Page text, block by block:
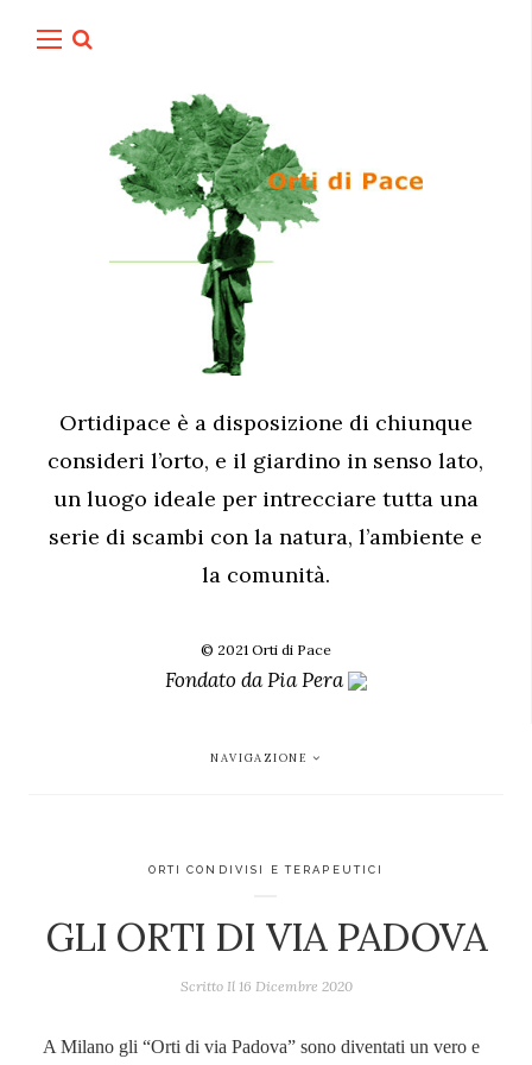
Ortidipace è a disposizione di chiunque
consideri l’orto, e il giardino in senso lato,
un luogo ideale per intrecciare tutta una
serie di scambi con la natura, l’ambiente e
la comunità.
© 2021 Orti di Pace
Fondato daPia Pera
NAVIGAZIONE
ORTI CONDIVISI E TERAPEUTICI
GLI ORTI DI VIA PADOVA
Scritto Il 16 Dicembre 2020
A Milano gli “Orti di via Padova” sono diventati un vero e